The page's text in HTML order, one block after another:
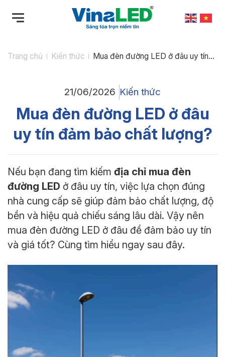
qua
dung
Trang chủ Kiến thức
Mua đèn đường LED ở đâu uy tín
21/06/2026 Kiến thức
Mua đèn đường LED ở đâu
uy tín đảm bảo chất lượng?
Nếu bạn đang tìm kiếm địa chỉ mua đèn
đường LED ở đâu uy tín, việc lựa chọn đúng
nhà cung cấp sẽ giúp đảm bảo chất lượng, độ
bền và hiệu quả chiếu sáng lâu dài. Vậy nên
mua đèn đường LED ở đâu để đảm bảo uy tín
và giá tốt? Cùng tìm hiểu ngay sau đây.